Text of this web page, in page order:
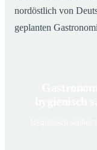
nordöstlich von
geplanten